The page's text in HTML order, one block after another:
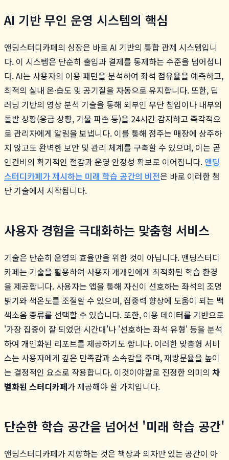
AI 기반 무인 운영 시스템의 핵심
앤딩스터디카페의 심장은 바로 AI 기반의 통합 관제 시스템입니
다. 이 시스템은 단순히 출입과 결제를 통제하는 수준을 넘어섭니
다. AI는 사용자의 이용 패턴을 분석하여 좌석 점유율을 예측하고,
최적의 실내 온·습도 및 공기질을 자동으로 유지합니다. 또한, 딥
러닝 기반의 영상 분석 기술을 통해 외부인 무단 침입이나 내부의
돌발 상황(응급 상황, 기물 파손 등)을 24시간 감지하고 즉각적으
로 관리자에게 알림을 보냅니다. 이를 통해 점주는 매장에 상주하
지 않고도 완벽한 보안 및 관리 체계를 구축할 수 있으며, 이는 곧
인건비의 획기적인 절감과 운영 안정성 확보로 이어집니다. 앤딩
스터디카페가 제시하는 미래 학습 공간의 비전은 바로 이러한 첨
단 기술에서 시작됩니다.
사용자 경험을 극대화하는 맞춤형 서비스
기술은 단순히 운영의 효율만을 위한 것이 아닙니다. 앤딩스터디
카페는 기술을 활용하여 사용자 개개인에게 최적화된 학습 환경
을 제공합니다. 사용자는 앱을 통해 자신이 선호하는 좌석의 조명
밝기와 색온도를 조절할 수 있으며, 집중력 향상에 도움이 되는 백
색소음 종류를 선택할 수 있습니다. 또한, 이용 데이터를 기반으로
'가장 집중이 잘 되었던 시간대'나 '선호하는 좌석 유형' 등을 분석
하여 개인화된 리포트를 제공하기도 합니다. 이러한 맞춤형 서비
스는 사용자에게 깊은 만족감과 소속감을 주며, 재방문율을 높이
는 결정적인 요소로 작용합니다. 이것이야말로 진정한 의미의 차
별화된 스터디카페가 제공해야 할 가치입니다.
단순한 학습 공간을 넘어선 '미래 학습 공간'
앤딩스터디카페가 지향하는 것은 책상과 의자만 있는 공간이 아